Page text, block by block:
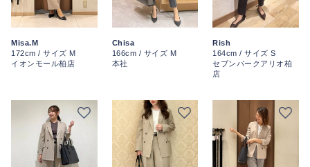
Misa.M
172cm / サイズ M
イオンモール柏店
Chisa
166cm / サイズ M
本社
Rish
164cm / サイズ S
セブンパークアリオ柏
店